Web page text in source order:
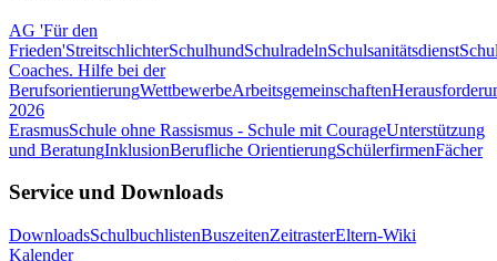
AG 'Für den
Frieden'StreitschlichterSchulhundSchulradelnSchulsanitätsdienst
Coaches. Hilfe bei der
BerufsorientierungWettbewerbeArbeitsgemeinschaften
2026
ErasmusSchule ohne Rassismus - Schule mit CourageUnterstützung
und BeratungInklusionBerufliche OrientierungSchülerfirmenFächer
Service und Downloads
DownloadsSchulbuchlistenBuszeitenZeitrasterEltern-Wiki
Kalender